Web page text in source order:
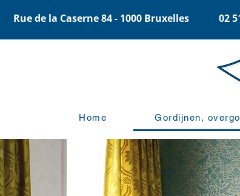
Rue de la Caserne 84 - 1000 Bruxelles 02
Home Gordijnen,